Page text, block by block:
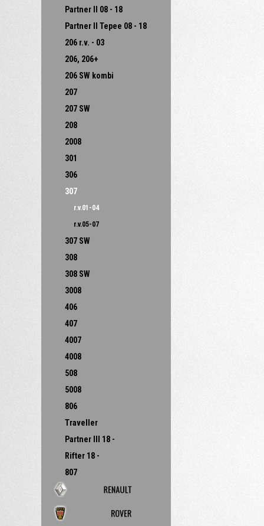
Partner II 08 - 18
Partner II Tepee 08 - 18
206 r.v. - 03
206, 206+
206 SW kombi
207
207 SW
208
2008
301
306
307
r.v.01-04
r.v.05-07
307 SW
308
308 SW
3008
406
407
4007
4008
508
5008
806
Traveller
Partner III 18 -
Rifter 18 -
807